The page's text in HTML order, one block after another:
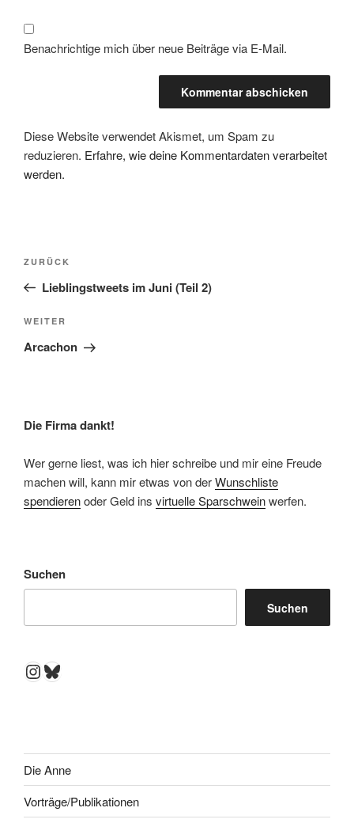
Benachrichtige mich über neue Beiträge via E-Mail.
Diese Website verwendet Akismet, um Spam zu
reduzieren. Erfahre, wie deine Kommentardaten verarbeitet
werden.
Beitragsnavigation
Vorheriger
Beitrag
ZURÜCK
Lieblingstweets im Juni (Teil 2)
Nächster
Beitrag
WEITER
Arcachon
Die Firma dankt!
Wer gerne liest, was ich hier schreibe und mir eine Freude
machen will, kann mir etwas von derWunschliste
spendierenoder Geld ins virtuelle Sparschweinwerfen.
Suchen
Suchen
Instagram
Bluesky
Die Anne
Vorträge/Publikationen